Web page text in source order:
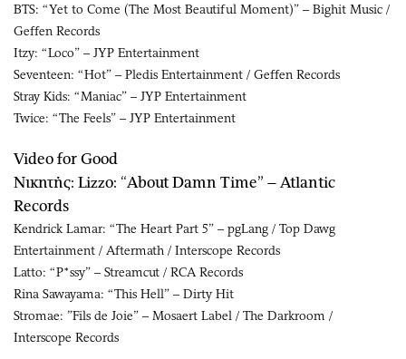
BTS: “Yet to Come (The Most Beautiful Moment)” – Bighit Music /
Geffen Records
Itzy: “Loco” – JYP Entertainment
Seventeen: “Hot” – Pledis Entertainment / Geffen Records
Stray Kids: “Maniac” – JYP Entertainment
Twice: “The Feels” – JYP Entertainment
Video for Good
Νικητής: Lizzo: “About Damn Time” – Atlantic
Records
Kendrick Lamar: “The Heart Part 5” – pgLang / Top Dawg
Entertainment / Aftermath / Interscope Records
Latto: “P*ssy” – Streamcut / RCA Records
Rina Sawayama: “This Hell” – Dirty Hit
Stromae: ”Fils de Joie” – Mosaert Label / The Darkroom /
Interscope Records